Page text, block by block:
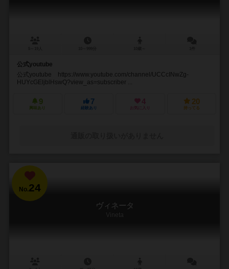
公式youtube
公式youtube https://www.youtube.com/channel/UCCcINwZg-
HUYcGEljblHswQ?view_as=subscriber ...
9
興味あり
7
経験あり
4
お気に入り
20
持ってる
No.24
ヴィネータ
Vineta